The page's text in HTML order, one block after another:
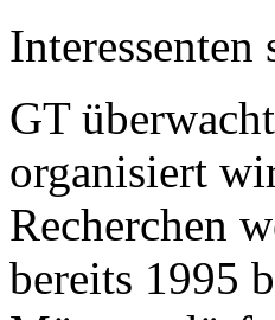
GT
organisiert
Recherchen
bereits 1995